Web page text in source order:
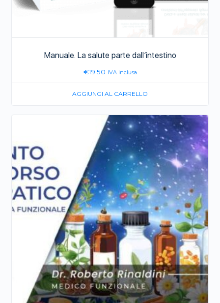
Manuale. La salute parte dall’intestino
€19.50 IVA inclusa
AGGIUNGI AL CARRELLO